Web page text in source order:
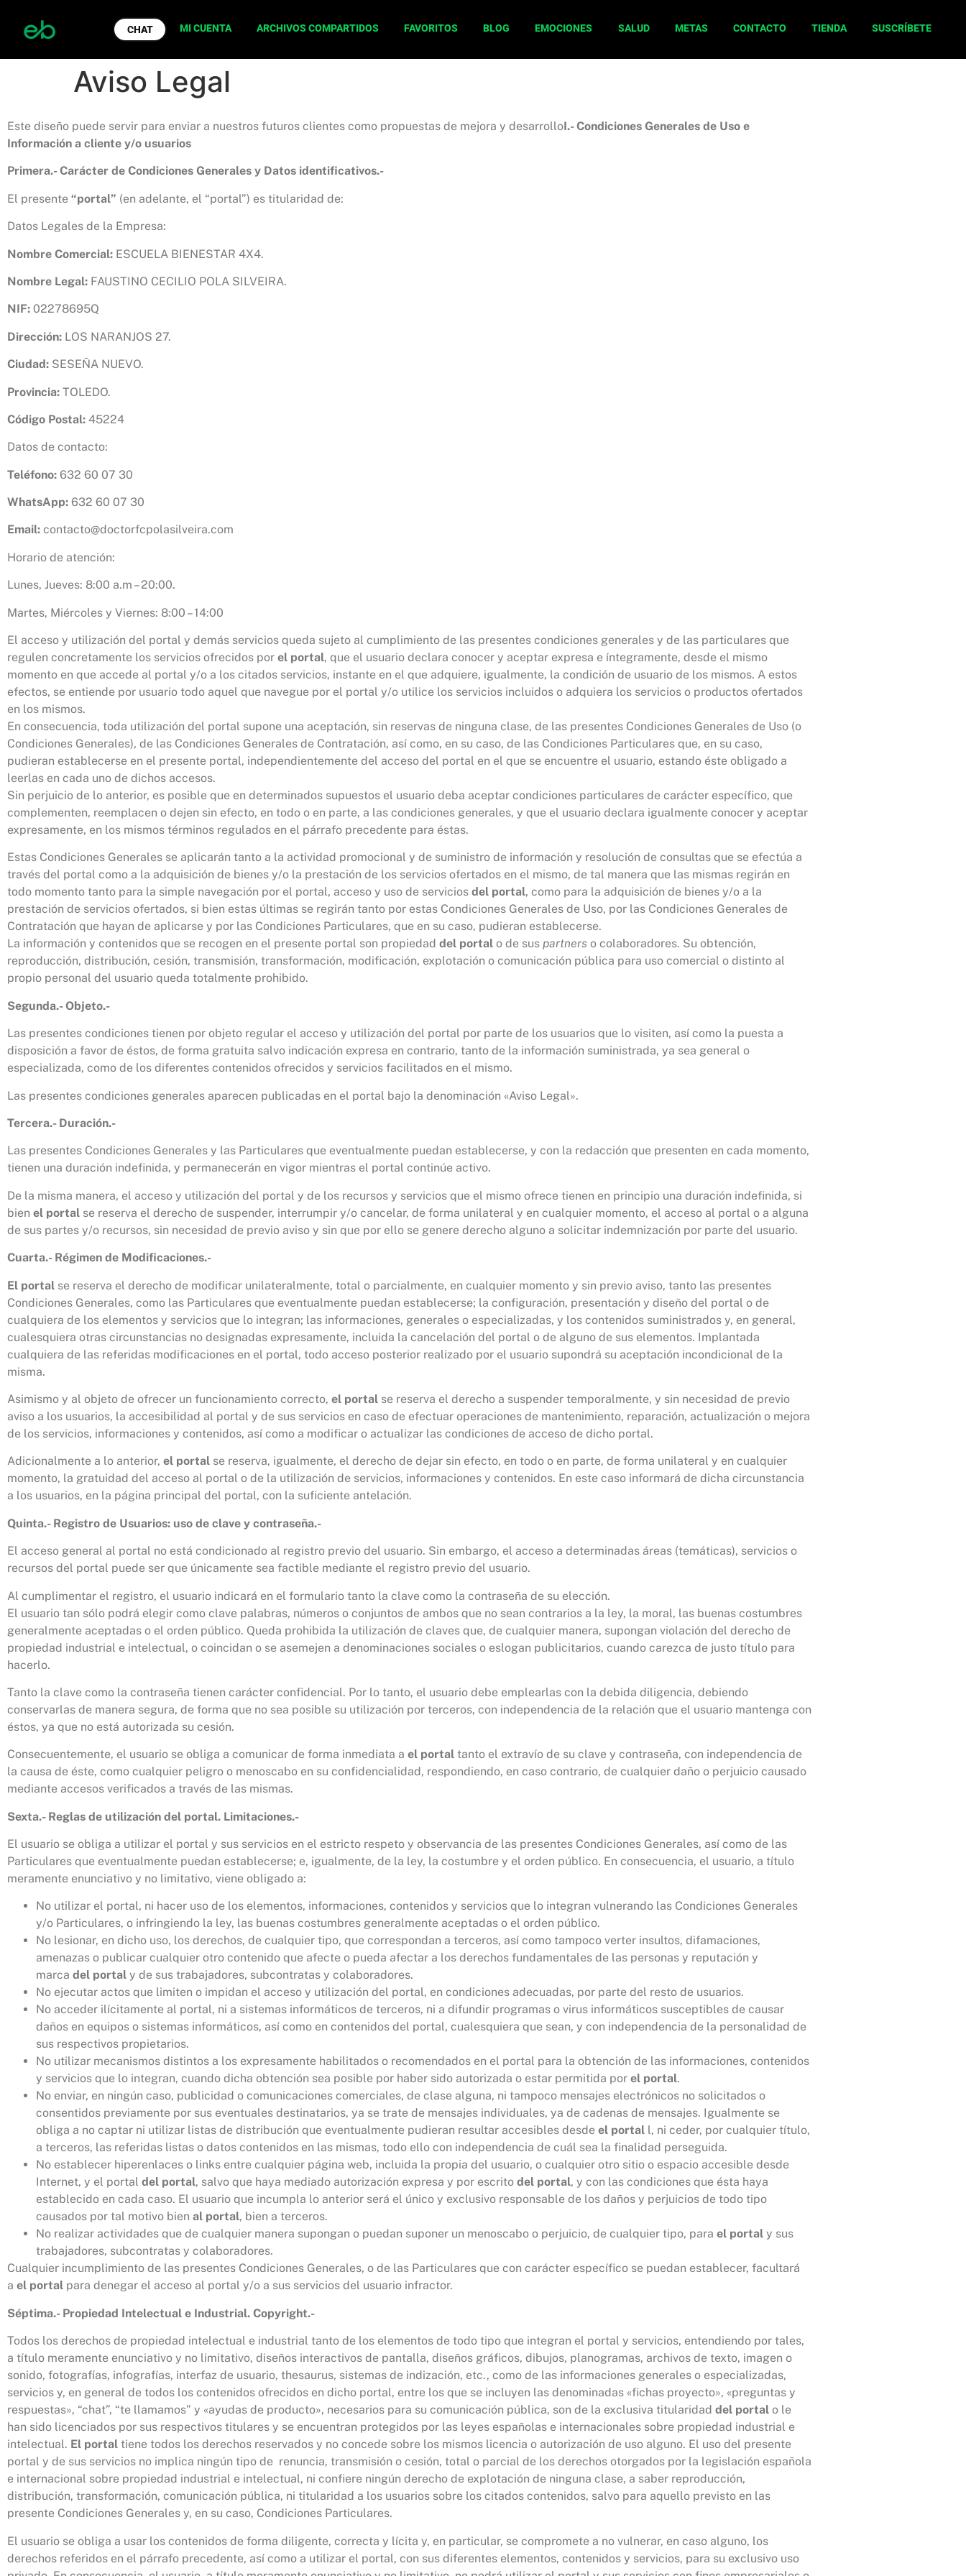
CHAT MI CUENTA ARCHIVOS COMPARTIDOS FAVORITOS BLOG EMOCIONES SALUD METAS CONTACTO TIENDA SUSCRÍBETE
Aviso Legal
Este diseño puede servir para enviar a nuestros futuros clientes como propuestas de mejora y desarrolloI.- Condiciones Generales de Uso e
Información a cliente y/o usuarios
Primera.- Carácter de Condiciones Generales y Datos identificativos.-
El presente “portal” (en adelante, el “portal”) es titularidad de:
Datos Legales de la Empresa:
Nombre Comercial: ESCUELA BIENESTAR 4X4.
Nombre Legal: FAUSTINO CECILIO POLA SILVEIRA.
NIF: 02278695Q
Dirección: LOS NARANJOS 27.
Ciudad: SESEÑA NUEVO.
Provincia: TOLEDO.
Código Postal: 45224
Datos de contacto:
Teléfono: 632 60 07 30
WhatsApp: 632 60 07 30
Email: contacto@doctorfcpolasilveira.com
Horario de atención:
Lunes, Jueves: 8:00 a.m – 20:00.
Martes, Miércoles y Viernes: 8:00 – 14:00
El acceso y utilización del portal y demás servicios queda sujeto al cumplimiento de las presentes condiciones generales y de las particulares que
regulen concretamente los servicios ofrecidos por el portal, que el usuario declara conocer y aceptar expresa e íntegramente, desde el mismo
momento en que accede al portal y/o a los citados servicios, instante en el que adquiere, igualmente, la condición de usuario de los mismos. A estos
efectos, se entiende por usuario todo aquel que navegue por el portal y/o utilice los servicios incluidos o adquiera los servicios o productos ofertados
en los mismos.
En consecuencia, toda utilización del portal supone una aceptación, sin reservas de ninguna clase, de las presentes Condiciones Generales de Uso (o
Condiciones Generales), de las Condiciones Generales de Contratación, así como, en su caso, de las Condiciones Particulares que, en su caso,
pudieran establecerse en el presente portal, independientemente del acceso del portal en el que se encuentre el usuario, estando éste obligado a
leerlas en cada uno de dichos accesos.
Sin perjuicio de lo anterior, es posible que en determinados supuestos el usuario deba aceptar condiciones particulares de carácter específico, que
complementen, reemplacen o dejen sin efecto, en todo o en parte, a las condiciones generales, y que el usuario declara igualmente conocer y aceptar
expresamente, en los mismos términos regulados en el párrafo precedente para éstas.
Estas Condiciones Generales se aplicarán tanto a la actividad promocional y de suministro de información y resolución de consultas que se efectúa a
través del portal como a la adquisición de bienes y/o la prestación de los servicios ofertados en el mismo, de tal manera que las mismas regirán en
todo momento tanto para la simple navegación por el portal, acceso y uso de servicios del portal, como para la adquisición de bienes y/o a la
prestación de servicios ofertados, si bien estas últimas se regirán tanto por estas Condiciones Generales de Uso, por las Condiciones Generales de
Contratación que hayan de aplicarse y por las Condiciones Particulares, que en su caso, pudieran establecerse.
La información y contenidos que se recogen en el presente portal son propiedad del portal o de sus partners o colaboradores. Su obtención,
reproducción, distribución, cesión, transmisión, transformación, modificación, explotación o comunicación pública para uso comercial o distinto al
propio personal del usuario queda totalmente prohibido.
Segunda.- Objeto.-
Las presentes condiciones tienen por objeto regular el acceso y utilización del portal por parte de los usuarios que lo visiten, así como la puesta a
disposición a favor de éstos, de forma gratuita salvo indicación expresa en contrario, tanto de la información suministrada, ya sea general o
especializada, como de los diferentes contenidos ofrecidos y servicios facilitados en el mismo.
Las presentes condiciones generales aparecen publicadas en el portal bajo la denominación «Aviso Legal».
Tercera.- Duración.-
Las presentes Condiciones Generales y las Particulares que eventualmente puedan establecerse, y con la redacción que presenten en cada momento,
tienen una duración indefinida, y permanecerán en vigor mientras el portal continúe activo.
De la misma manera, el acceso y utilización del portal y de los recursos y servicios que el mismo ofrece tienen en principio una duración indefinida, si
bien el portal se reserva el derecho de suspender, interrumpir y/o cancelar, de forma unilateral y en cualquier momento, el acceso al portal o a alguna
de sus partes y/o recursos, sin necesidad de previo aviso y sin que por ello se genere derecho alguno a solicitar indemnización por parte del usuario.
Cuarta.- Régimen de Modificaciones.-
El portal se reserva el derecho de modificar unilateralmente, total o parcialmente, en cualquier momento y sin previo aviso, tanto las presentes
Condiciones Generales, como las Particulares que eventualmente puedan establecerse; la configuración, presentación y diseño del portal o de
cualquiera de los elementos y servicios que lo integran; las informaciones, generales o especializadas, y los contenidos suministrados y, en general,
cualesquiera otras circunstancias no designadas expresamente, incluida la cancelación del portal o de alguno de sus elementos. Implantada
cualquiera de las referidas modificaciones en el portal, todo acceso posterior realizado por el usuario supondrá su aceptación incondicional de la
misma.
Asimismo y al objeto de ofrecer un funcionamiento correcto, el portal se reserva el derecho a suspender temporalmente, y sin necesidad de previo
aviso a los usuarios, la accesibilidad al portal y de sus servicios en caso de efectuar operaciones de mantenimiento, reparación, actualización o mejora
de los servicios, informaciones y contenidos, así como a modificar o actualizar las condiciones de acceso de dicho portal.
Adicionalmente a lo anterior, el portal se reserva, igualmente, el derecho de dejar sin efecto, en todo o en parte, de forma unilateral y en cualquier
momento, la gratuidad del acceso al portal o de la utilización de servicios, informaciones y contenidos. En este caso informará de dicha circunstancia
a los usuarios, en la página principal del portal, con la suficiente antelación.
Quinta.- Registro de Usuarios: uso de clave y contraseña.-
El acceso general al portal no está condicionado al registro previo del usuario. Sin embargo, el acceso a determinadas áreas (temáticas), servicios o
recursos del portal puede ser que únicamente sea factible mediante el registro previo del usuario.
Al cumplimentar el registro, el usuario indicará en el formulario tanto la clave como la contraseña de su elección.
El usuario tan sólo podrá elegir como clave palabras, números o conjuntos de ambos que no sean contrarios a la ley, la moral, las buenas costumbres
generalmente aceptadas o el orden público. Queda prohibida la utilización de claves que, de cualquier manera, supongan violación del derecho de
propiedad industrial e intelectual, o coincidan o se asemejen a denominaciones sociales o eslogan publicitarios, cuando carezca de justo título para
hacerlo.
Tanto la clave como la contraseña tienen carácter confidencial. Por lo tanto, el usuario debe emplearlas con la debida diligencia, debiendo
conservarlas de manera segura, de forma que no sea posible su utilización por terceros, con independencia de la relación que el usuario mantenga con
éstos, ya que no está autorizada su cesión.
Consecuentemente, el usuario se obliga a comunicar de forma inmediata a el portal tanto el extravío de su clave y contraseña, con independencia de
la causa de éste, como cualquier peligro o menoscabo en su confidencialidad, respondiendo, en caso contrario, de cualquier daño o perjuicio causado
mediante accesos verificados a través de las mismas.
Sexta.- Reglas de utilización del portal. Limitaciones.-
El usuario se obliga a utilizar el portal y sus servicios en el estricto respeto y observancia de las presentes Condiciones Generales, así como de las
Particulares que eventualmente puedan establecerse; e, igualmente, de la ley, la costumbre y el orden público. En consecuencia, el usuario, a título
meramente enunciativo y no limitativo, viene obligado a:
No utilizar el portal, ni hacer uso de los elementos, informaciones, contenidos y servicios que lo integran vulnerando las Condiciones Generales
y/o Particulares, o infringiendo la ley, las buenas costumbres generalmente aceptadas o el orden público.
No lesionar, en dicho uso, los derechos, de cualquier tipo, que correspondan a terceros, así como tampoco verter insultos, difamaciones,
amenazas o publicar cualquier otro contenido que afecte o pueda afectar a los derechos fundamentales de las personas y reputación y
marca del portal y de sus trabajadores, subcontratas y colaboradores.
No ejecutar actos que limiten o impidan el acceso y utilización del portal, en condiciones adecuadas, por parte del resto de usuarios.
No acceder ilícitamente al portal, ni a sistemas informáticos de terceros, ni a difundir programas o virus informáticos susceptibles de causar
daños en equipos o sistemas informáticos, así como en contenidos del portal, cualesquiera que sean, y con independencia de la personalidad de
sus respectivos propietarios.
No utilizar mecanismos distintos a los expresamente habilitados o recomendados en el portal para la obtención de las informaciones, contenidos
y servicios que lo integran, cuando dicha obtención sea posible por haber sido autorizada o estar permitida por el portal.
No enviar, en ningún caso, publicidad o comunicaciones comerciales, de clase alguna, ni tampoco mensajes electrónicos no solicitados o
consentidos previamente por sus eventuales destinatarios, ya se trate de mensajes individuales, ya de cadenas de mensajes. Igualmente se
obliga a no captar ni utilizar listas de distribución que eventualmente pudieran resultar accesibles desde el portal l, ni ceder, por cualquier título,
a terceros, las referidas listas o datos contenidos en las mismas, todo ello con independencia de cuál sea la finalidad perseguida.
No establecer hiperenlaces o links entre cualquier página web, incluida la propia del usuario, o cualquier otro sitio o espacio accesible desde
Internet, y el portal del portal, salvo que haya mediado autorización expresa y por escrito del portal, y con las condiciones que ésta haya
establecido en cada caso. El usuario que incumpla lo anterior será el único y exclusivo responsable de los daños y perjuicios de todo tipo
causados por tal motivo bien al portal, bien a terceros.
No realizar actividades que de cualquier manera supongan o puedan suponer un menoscabo o perjuicio, de cualquier tipo, para el portal y sus
trabajadores, subcontratas y colaboradores.
Cualquier incumplimiento de las presentes Condiciones Generales, o de las Particulares que con carácter específico se puedan establecer, facultará
a el portal para denegar el acceso al portal y/o a sus servicios del usuario infractor.
Séptima.- Propiedad Intelectual e Industrial. Copyright.-
Todos los derechos de propiedad intelectual e industrial tanto de los elementos de todo tipo que integran el portal y servicios, entendiendo por tales,
a título meramente enunciativo y no limitativo, diseños interactivos de pantalla, diseños gráficos, dibujos, planogramas, archivos de texto, imagen o
sonido, fotografías, infografías, interfaz de usuario, thesaurus, sistemas de indización, etc., como de las informaciones generales o especializadas,
servicios y, en general de todos los contenidos ofrecidos en dicho portal, entre los que se incluyen las denominadas «fichas proyecto», «preguntas y
respuestas», “chat”, “te llamamos” y «ayudas de producto», necesarios para su comunicación pública, son de la exclusiva titularidad del portal o le
han sido licenciados por sus respectivos titulares y se encuentran protegidos por las leyes españolas e internacionales sobre propiedad industrial e
intelectual. El portal tiene todos los derechos reservados y no concede sobre los mismos licencia o autorización de uso alguno. El uso del presente
portal y de sus servicios no implica ningún tipo de renuncia, transmisión o cesión, total o parcial de los derechos otorgados por la legislación española
e internacional sobre propiedad industrial e intelectual, ni confiere ningún derecho de explotación de ninguna clase, a saber reproducción,
distribución, transformación, comunicación pública, ni titularidad a los usuarios sobre los citados contenidos, salvo para aquello previsto en las
presente Condiciones Generales y, en su caso, Condiciones Particulares.
El usuario se obliga a usar los contenidos de forma diligente, correcta y lícita y, en particular, se compromete a no vulnerar, en caso alguno, los
derechos referidos en el párrafo precedente, así como a utilizar el portal, con sus diferentes elementos, contenidos y servicios, para su exclusivo uso